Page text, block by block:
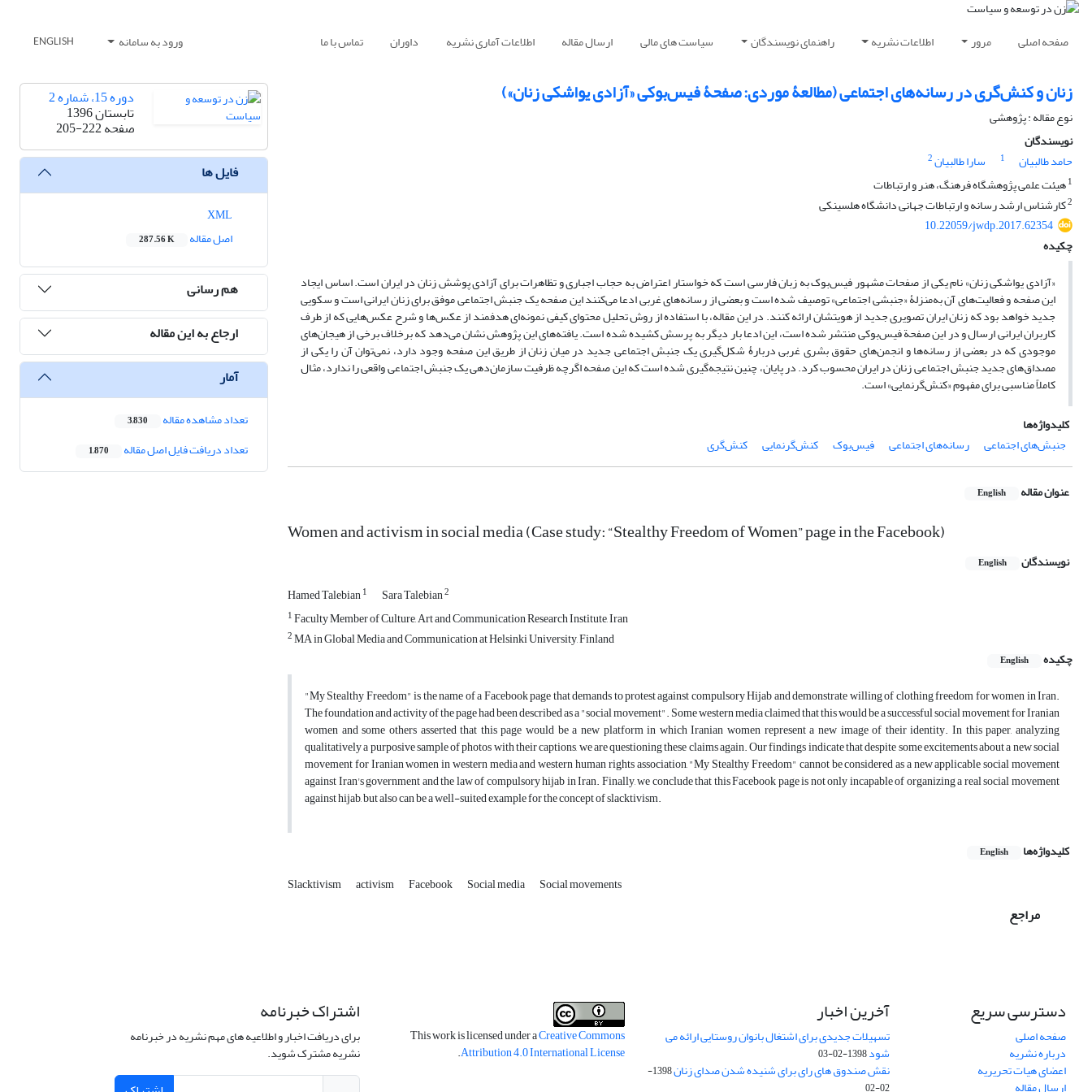
صفحه اصلی مرور اطلاعات نشریه راهنمای نویسندگان سیاست های مالی ارسال مقاله اطلاعات آماری نشریه داوران تماس با ما ورود به سامانه ENGLISH
زنان و کنش‌گری در رسانه‌های اجتماعی (مطالعۀ موردی: صفحۀ فیس‌بوکی «آزادی یواشکی زنان»)
نوع مقاله : پژوهشی
نویسندگان
حامد طالبیان
1 سارا طالبیان2
1هیئت علمی پژوهشگاه فرهنگ، هنر و ارتباطات
2کارشناس ارشد رسانه و ارتباطات جهانی دانشگاه هلسینکی
10.22059/jwdp.2017.62354
چکیده
«آزادی یواشکی زنان» نام یکی از صفحات مشهور فیس‌بوک به زبان فارسی است که خواستار اعتراض به حجاب اجباری و تظاهرات برای آزادی پوشش زنان در ایران است. اساس ایجاد
این صفحه و فعالیت‌های آن به‌منزلۀ «جنبشی اجتماعی» توصیف شده است و بعضی از رسانه‌های غربی ادعا می‌کنند این صفحه یک جنبش اجتماعی موفق برای زنان ایرانی است و سکویی
جدید خواهد بود که زنان ایران تصویری جدید از هویتشان ارائه کنند. در این مقاله، با استفاده از روش تحلیل محتوای کیفی نمونه‌ای هدفمند از عکس‌ها و شرح عکس‌هایی که از طرف
کاربران ایرانی ارسال و در این صفحة فیس‌بوکی منتشر شده است، این ادعا بار دیگر به پرسش کشیده شده است. یافته‌های این پژوهش نشان می‌دهد که برخلاف برخی از هیجان‌های
موجودی که در بعضی از رسانه‌ها و انجمن‌های حقوق بشری غربی دربارۀ شکل‌گیری یک جنبش اجتماعی جدید در میان زنان از طریق این صفحه وجود دارد، نمی‌توان آن را یکی از
مصداق‌های جدید جنبش اجتماعی زنان در ایران محسوب کرد. در پایان، چنین نتیجه‌‌گیری شده است که این صفحه اگرچه ظرفیت سازمان‌دهی یک جنبش اجتماعی واقعی را ندارد، مثال
کاملاً مناسبی برای مفهوم «کنش‌گرنمایی» است.
کلیدواژه‌ها
جنبش‌های اجتماعی
رسانه‌های اجتماعی فیس‌بوک کنش‌گرنمایی کنش‌گری
عنوان مقاله English
Women and activism in social media (Case study: “Stealthy Freedom of Women” page in the Facebook)
نویسندگان English
Hamed Talebian1 Sara Talebian2
1Faculty Member of Culture, Art and Communication Research Institute, Iran
2MA in Global Media and Communication at Helsinki University, Finland
چکیده
English
"My Stealthy Freedom" is the name of a Facebook page that demands to protest against compulsory Hijab and demonstrate willing of clothing freedom for women in Iran.
The foundation and activity of the page had been described as a "social movement". Some western media claimed that this would be a successful social movement for Iranian
women and some others asserted that this page would be a new platform in which Iranian women represent a new image of their identity. In this paper, analyzing
qualitatively a purposive sample of photos with their captions, we are questioning these claims again. Our findings indicate that despite some excitements about a new social
movement for Iranian women in western media and western human rights association, "My Stealthy Freedom" cannot be considered as a new applicable social movement
against Iran's government and the law of compulsory hijab in Iran. Finally, we conclude that this Facebook page is not only incapable of organizing a real social movement
against hijab, but also can be a well-suited example for the concept of slacktivism.
کلیدواژه‌ها English
Slacktivism activism Facebook Social media Social movements
مراجع
دوره 15، شماره 2
تابستان 1396
صفحه205-222
فایل ها
اصل مقاله
287.56 K
هم رسانی
ارجاع به این مقاله
آمار
تعداد مشاهده مقاله 3,830
تعداد دریافت فایل اصل مقاله 1,870
دسترسی سریع
صفحه اصلی
درباره نشریه
اعضای هیات تحریریه
آخرین اخبار
تسهیلات جدیدی برای اشتغال بانوان روستایی ارائه می
شود1398-02-03
نقش صندوق های رای برای شنیده شدن صدای زنان
1398-
This work is licensed under aCreative Commons
Attribution 4.0 International License
.
اشتراک خبرنامه
برای دریافت اخبار و اطلاعیه های مهم نشریه در خبرنامه
نشریه مشترک شوید.